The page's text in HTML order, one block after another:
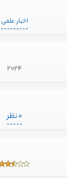
اخبار علمی
2024
0 نظر